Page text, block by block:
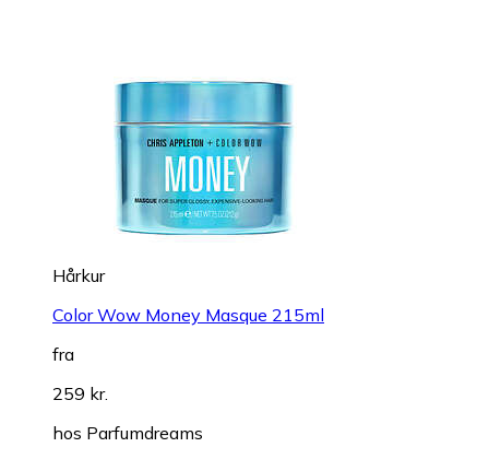
Hårkur
Color Wow Money Masque 215ml
fra
259 kr.
hos Parfumdreams